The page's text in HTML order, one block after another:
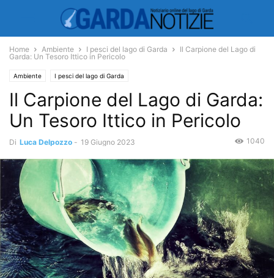
Home Ambiente I pesci del lago di Garda
Il Carpione del Lago di
Garda: Un Tesoro Ittico in Pericolo
Ambiente I pesci del lago di Garda
Il Carpione del Lago di Garda:
Un Tesoro Ittico in Pericolo
Di Luca Delpozzo - 19 Giugno 2023 1040